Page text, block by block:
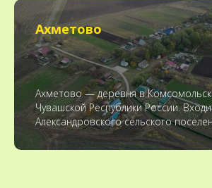
Ахметово
Ахметово — деревня в
Чувашской Республики России.
Александровского сельского